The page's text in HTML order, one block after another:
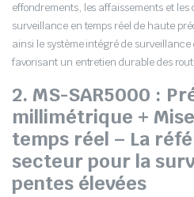
effondrements, les affaissements et les
surveillance en temps réel de haute
ainsi le système intégré de surveillance
favorisant un entretien durable des
2. MS-SAR5000 :
millimétrique +
temps réel – La
secteur pour la
pentes élevées